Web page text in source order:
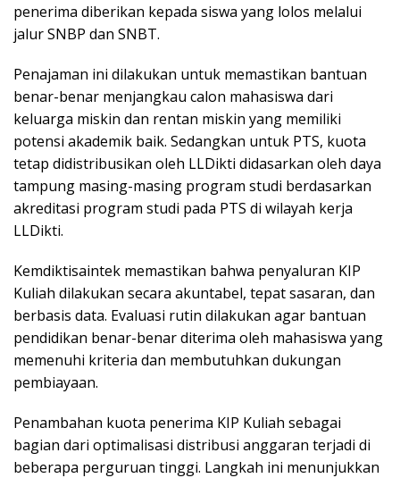
penerima diberikan kepada siswa yang lolos melalui
jalur SNBP dan SNBT.
Penajaman ini dilakukan untuk memastikan bantuan
benar-benar menjangkau calon mahasiswa dari
keluarga miskin dan rentan miskin yang memiliki
potensi akademik baik. Sedangkan untuk PTS, kuota
tetap didistribusikan oleh LLDikti didasarkan oleh daya
tampung masing-masing program studi berdasarkan
akreditasi program studi pada PTS di wilayah kerja
LLDikti.
Kemdiktisaintek memastikan bahwa penyaluran KIP
Kuliah dilakukan secara akuntabel, tepat sasaran, dan
berbasis data. Evaluasi rutin dilakukan agar bantuan
pendidikan benar-benar diterima oleh mahasiswa yang
memenuhi kriteria dan membutuhkan dukungan
pembiayaan.
Penambahan kuota penerima KIP Kuliah sebagai
bagian dari optimalisasi distribusi anggaran terjadi di
beberapa perguruan tinggi. Langkah ini menunjukkan